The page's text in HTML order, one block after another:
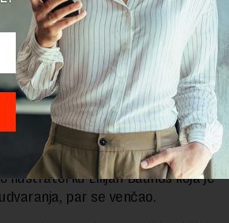
što im je ostalo od novca i
u Kaliforniju pa su tako njih
posao sklopili su sa distributerom
o Alisi. Takođe su stvorili lika
njemu, svako od njih dobijao je po 1
ilustratorku Lilijan Baunds koja je
par se venčao.